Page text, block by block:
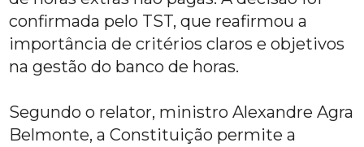
confirmada pelo TST, que reafirmou a
importância de critérios claros e objetivos
na gestão do banco de horas.
Segundo o relator, ministro Alexandre Agra
Belmonte, a Constituição permite a